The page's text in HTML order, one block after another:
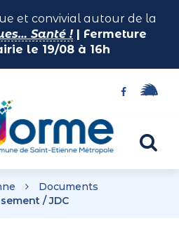
et convivial autour de la
Santé ! | Fermeture
le 19/08 à 16h
Lien
compte
Facebook
Lien
compte
illiwap
Documents
/ JDC